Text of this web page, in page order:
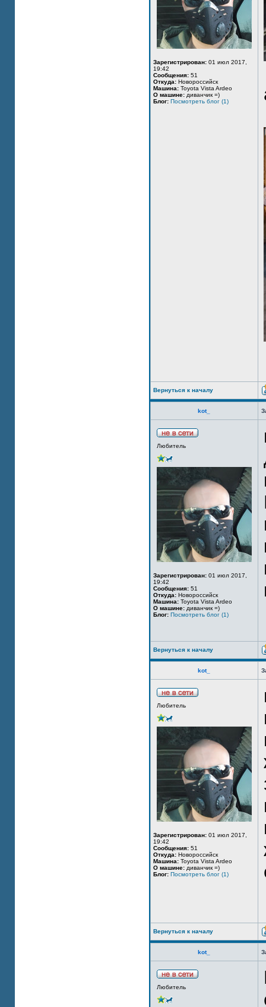
Зарегистрирован: 01 июл 2017,
19:42
Сообщения: 51
Откуда: Новороссийск
Машина: Toyota Vista Ardeo
О машине: диванчик =)
Блог: Посмотреть блог (1)
Вернуться к началу
kot_
Любитель
Зарегистрирован: 01 июл 2017,
19:42
Сообщения: 51
Откуда: Новороссийск
Машина: Toyota Vista Ardeo
О машине: диванчик =)
Блог: Посмотреть блог (1)
Вернуться к началу
kot_
Любитель
Зарегистрирован: 01 июл 2017,
19:42
Сообщения: 51
Откуда: Новороссийск
Машина: Toyota Vista Ardeo
О машине: диванчик =)
Блог: Посмотреть блог (1)
Вернуться к началу
kot_
Любитель